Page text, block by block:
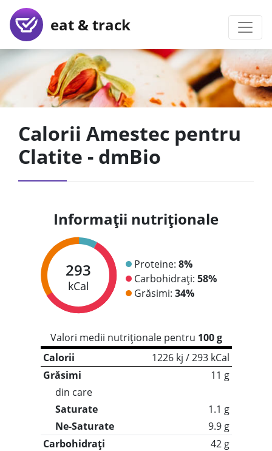
eat & track
Calorii Amestec pentru
Clatite - dmBio
Informații nutriționale
293
kCal
Proteine: 8%
Carbohidrați: 58%
Grăsimi: 34%
Valori medii nutriționale pentru 100 g
Calorii
1226 kj / 293 kCal
Grăsimi
11 g
din care
Saturate
1.1 g
Ne-Saturate
9.9 g
Carbohidrați
42 g